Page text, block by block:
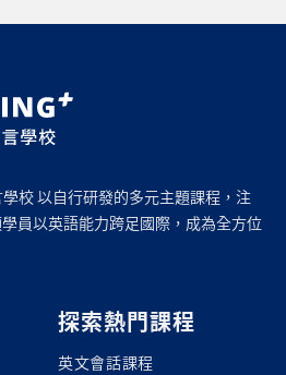
校 以自行研發的多元主題課程，注
員以英語能力跨足國際，成為全方位
探索熱門課程
英文會話課程